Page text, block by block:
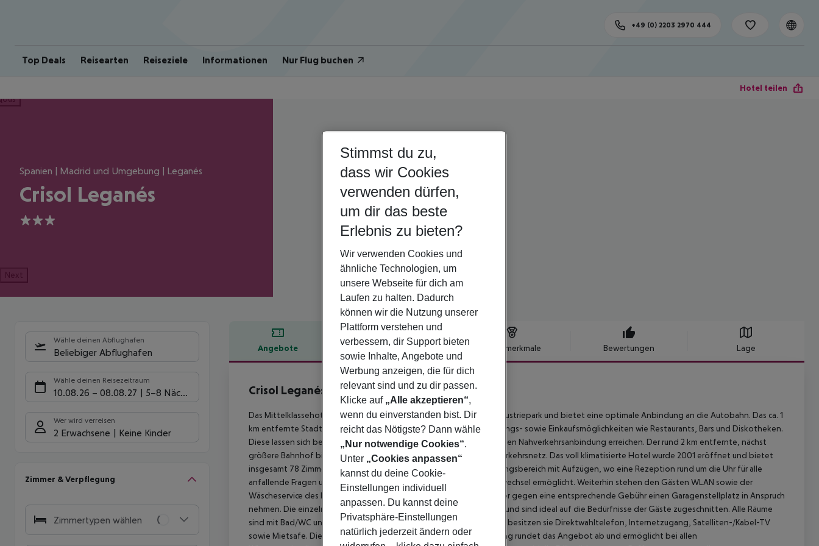
Top Deals Reisearten Reiseziele Informationen Nur Flug buchen
+49 (0) 2203 2970 444
Hotel teilen
Spanien | Madrid und Umgebung | Leganés
Crisol Leganés
3
Next
Wähle deinen Abflughafen
Beliebiger Abflughafen
Wähle deinen Reisezeitraum
10.08.26 – 08.08.27 5-8 Nächte
Wer wird verreisen
2 Erwachsene Keine Kinder
Zimmer & Verpflegung
Zimmertypen wählen
Angebote Hotelbeschreibung Hotelmerkmale Bewertungen Lage
Hotelbeschreibung
Crisol Leganés
Das Mittelklassehotel liegt direkt im Nuestra Señora de Butarque Industriepark und bietet eine optimale Anbindung an die Autobahn. Das ca. 1
km entfernte Stadtzentrum von Léganes bietet allerhand Vergnügungs- sowie Einkaufsmöglichkeiten wie Restaurants, Bars und Diskotheken.
Diese lassen sich bequem mit der nur ca. 100 m entfernten öffentlichen Nahverkehrsanbindung erreichen. Der rund 2 km entfernte, nächst
größere Bahnhof bietet zudem eine gute Verbindung an das Fernverkehrsnetz. Das voll klimatisierte Hotel wurde 2001 eröffnet und bietet
insgesamt 78 Zimmer. Seine Gäste begrüßt es im geräumigen Empfangsbereich mit Aufzügen, wo eine Rezeption rund um die Uhr für alle
anfallende Fragen und Wünsche der Gäste bereit steht sowie Geldwechsel ermöglicht. Weiterhin stehen den Gästen WLAN sowie der
Wäscheservice des Hauses zur Verfügung. Ferner können die Besucher gegen eine entsprechende Gebühr einen Garagenstellplatz in Anspruch
nehmen. Die einzelnen Zimmer offerieren ein gepflegtes Ambiente und sind ideal auf die Bedürfnisse der Gäste zugeschnitten. Alle Räume
sind mit Bad/WC und eigenem Haartrockner ausgestattet. Weiterhin besitzen sie Direktwahltelefon, Internetzugang, Satelliten-/Kabel-TV
sowie Mietsafe. Die individuell regulierbare Klimaanlage sowie Heizung rundet das Angebot ab und ermöglicht bei allen
Stimmst du zu,
dass wir Cookies
verwenden dürfen,
um dir das beste
Erlebnis zu bieten?
Wir verwenden Cookies und
ähnliche Technologien, um
unsere Webseite für dich am
Laufen zu halten. Dadurch
können wir die Nutzung unserer
Plattform verstehen und
verbessern, dir Support bieten
sowie Inhalte, Angebote und
Werbung anzeigen, die für dich
relevant sind und zu dir passen.
Klicke auf „Alle akzeptieren“,
wenn du einverstanden bist. Dir
reicht das Nötigste? Dann wähle
„Nur notwendige Cookies“.
Unter „Cookies anpassen“
kannst du deine Cookie-
Einstellungen individuell
anpassen. Du kannst deine
Privatsphäre-Einstellungen
natürlich jederzeit ändern oder